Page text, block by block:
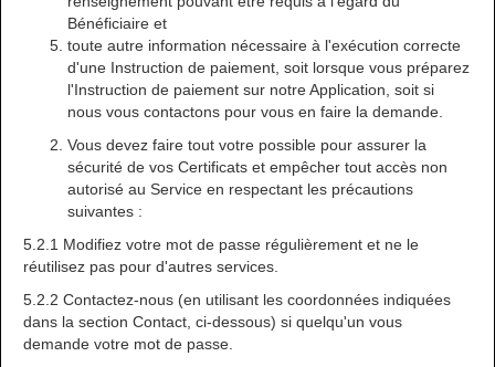
Bénéficiaire et
toute autre information nécessaire à l'exécution correcte
d'une Instruction de paiement, soit lorsque vous préparez
l'Instruction de paiement sur notre Application, soit si
nous vous contactons pour vous en faire la demande.
Vous devez faire tout votre possible pour assurer la
sécurité de vos Certificats et empêcher tout accès non
autorisé au Service en respectant les précautions
suivantes :
5.2.1 Modifiez votre mot de passe régulièrement et ne le
réutilisez pas pour d'autres services.
5.2.2 Contactez-nous (en utilisant les coordonnées indiquées
dans la section Contact, ci-dessous) si quelqu'un vous
demande votre mot de passe.